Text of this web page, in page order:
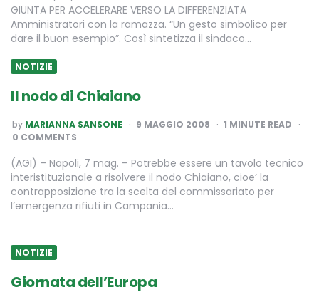
GIUNTA PER ACCELERARE VERSO LA DIFFERENZIATA
Amministratori con la ramazza. “Un gesto simbolico per
dare il buon esempio”. Così sintetizza il sindaco…
NOTIZIE
Il nodo di Chiaiano
POSTED
BY
by MARIANNA SANSONE 9 MAGGIO 2008 1 MINUTE READ
0 COMMENTS
(AGI) – Napoli, 7 mag. – Potrebbe essere un tavolo tecnico
interistituzionale a risolvere il nodo Chiaiano, cioe’ la
contrapposizione tra la scelta del commissariato per
l’emergenza rifiuti in Campania…
NOTIZIE
Giornata dell’Europa